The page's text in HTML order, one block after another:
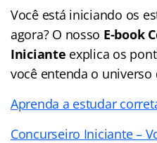
Você está iniciando os
agora? O nosso E-book
Iniciante explica os
você entenda o universo
Aprenda a estudar
Concurseiro Iniciante –